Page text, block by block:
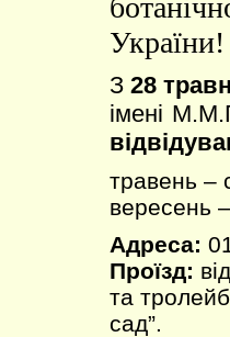
України!
З 28
імені
травень –
вересень
Адреса:
Проїзд:
та
сад”.